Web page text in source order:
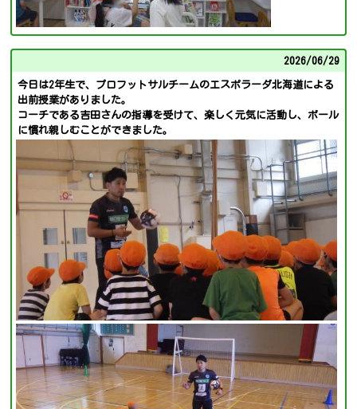
2026/06/29
今日は2年生で、プロフットサルチームのエスポラーダ北海道による
出前授業がありました。
コーチである吉田さんの指導を受けて、楽しく元気に活動し、ボール
に慣れ親しむことができました。